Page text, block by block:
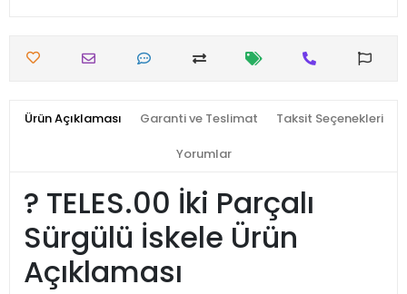
Ürün Açıklaması Garanti ve Teslimat Taksit Seçenekleri
Yorumlar
?️ TELES.00 İki Parçalı
Sürgülü İskele Ürün
Açıklaması